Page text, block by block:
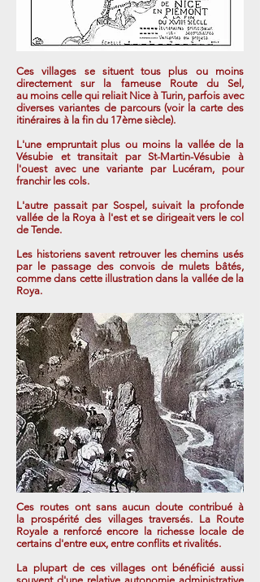
Ces villages se situent tous plus ou moins
directement sur la fameuse Route du Sel,
au moins celle qui reliait Nice à Turin, parfois avec
diverses variantes de parcours (voir la carte des
itinéraires à la fin du 17ème siècle).
L'une empruntait plus ou moins la vallée de la
Vésubie et transitait par St-Martin-Vésubie à
l'ouest avec une variante par Lucéram, pour
franchir les cols.
L'autre passait par Sospel, suivait la profonde
vallée de la Roya à l'est et se dirigeait vers le col
de Tende.
Les historiens savent retrouver les chemins usés
par le passage des convois de mulets bâtés,
comme dans cette illustration dans la vallée de la
Roya.
Ces routes ont sans aucun doute contribué à
la prospérité des villages traversés. La Route
Royale a renforcé encore la richesse locale de
certains d'entre eux, entre conflits et rivalités.
La plupart de ces villages ont bénéficié aussi